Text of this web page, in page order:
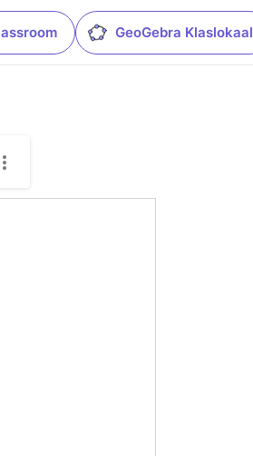
GeoGebra Klaslokaal